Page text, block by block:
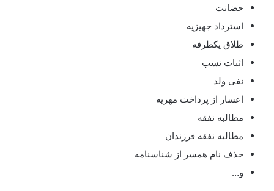
حضانت
استرداد جهیزیه
طلاق یکطرفه
اثبات نسب
نفی ولد
اعسار از پرداخت مهریه
مطالبه نفقه
مطالبه نفقه فرزندان
حذف نام همسر از شناسنامه
و…